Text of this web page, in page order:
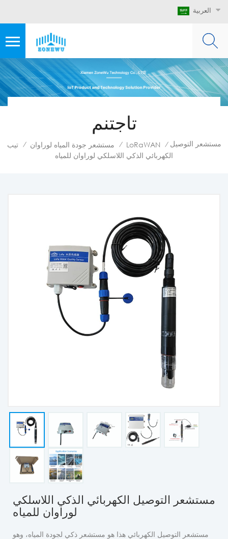
العربية
تاجتنم
تيب / مستشعر جودة المياه لوراوان / LoRaWAN / مستشعر التوصيل
الكهربائي الذكي اللاسلكي لوراوان للمياه
مستشعر التوصيل الكهربائي الذكي اللاسلكي
لوراوان للمياه
مستشعر التوصيل الكهربائي هذا هو مستشعر ذكي لجودة المياه، وهو